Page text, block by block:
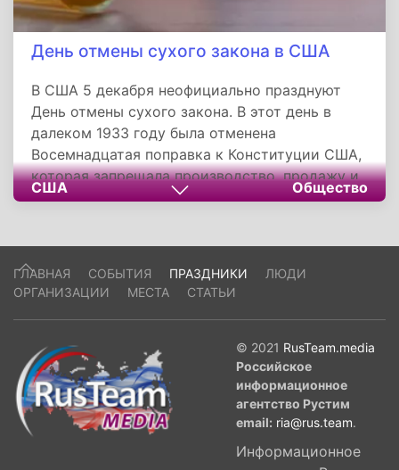
День отмены сухого закона в США
В США 5 декабря неофициально празднуют
День отмены сухого закона. В этот день в
далеком 1933 году была отменена
Восемнадцатая поправка к Конституции США,
которая запрещала производство, продажу и
транспортировку алкоголя на территории
США Общество
ГЛАВНАЯ СОБЫТИЯ ПРАЗДНИКИ
ЛЮДИ
ОРГАНИЗАЦИИ
МЕСТА СТАТЬИ
© 2021 RusTeam.media
Российское
информационное
агентство Рустим
email: ria@rus.team.
Информационное